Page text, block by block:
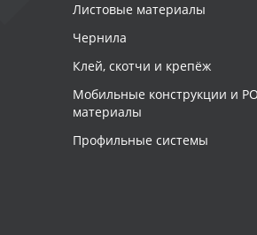
Листовые материалы
Чернила
Клей, скотчи и крепёж
Мобильные конструкции и
материалы
Профильные системы